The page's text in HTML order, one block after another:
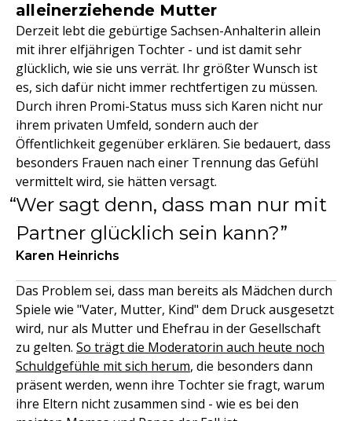
alleinerziehende Mutter
Derzeit lebt die gebürtige Sachsen-Anhalterin allein
mit ihrer elfjährigen Tochter - und ist damit sehr
glücklich, wie sie uns verrät. Ihr größter Wunsch ist
es, sich dafür nicht immer rechtfertigen zu müssen.
Durch ihren Promi-Status muss sich Karen nicht nur
ihrem privaten Umfeld, sondern auch der
Öffentlichkeit gegenüber erklären. Sie bedauert, dass
besonders Frauen nach einer Trennung das Gefühl
vermittelt wird, sie hätten versagt.
Wer sagt denn, dass man nur mit
Partner glücklich sein kann?
Karen Heinrichs
Das Problem sei, dass man bereits als Mädchen durch
Spiele wie "Vater, Mutter, Kind" dem Druck ausgesetzt
wird, nur als Mutter und Ehefrau in der Gesellschaft
zu gelten. So trägt die Moderatorin auch heute noch
Schuldgefühle mit sich herum, die besonders dann
präsent werden, wenn ihre Tochter sie fragt, warum
ihre Eltern nicht zusammen sind - wie es bei den